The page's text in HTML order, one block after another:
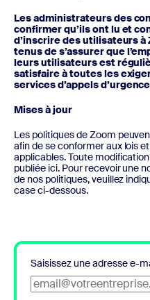
Les administrateurs des
confirmer qu’ils ont lu et
d’inscrire des utilisateurs
tenus de s’assurer que
leurs utilisateurs est
satisfaire à toutes les
services d’appels
Mises à jour
Les politiques de Zoom
afin de se conformer aux lois
applicables. Toute
publiée ici. Pour recevoir une
de nos politiques, veuillez
case ci-dessous.
Saisissez une adresse e-